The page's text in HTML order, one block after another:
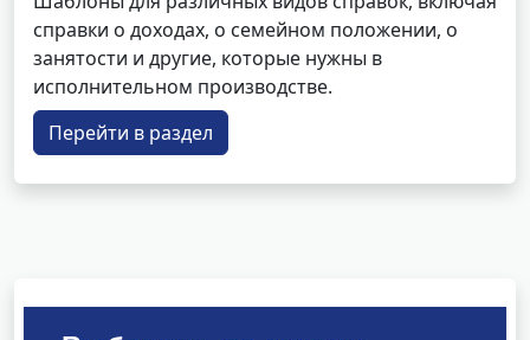
справки о доходах, о семейном положении, о
занятости и другие, которые нужны в
исполнительном производстве.
Перейти в раздел